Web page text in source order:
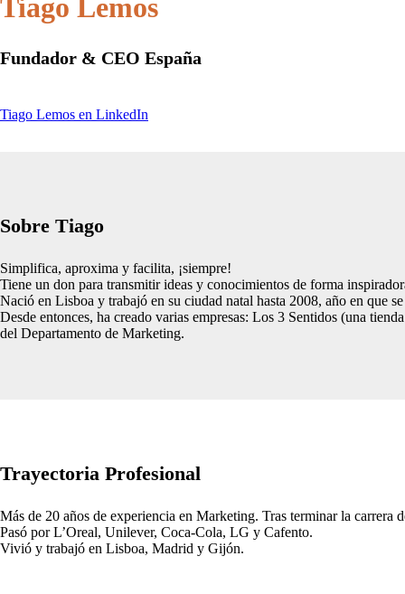
Tiago Lemos
Fundador & CEO España
Tiago Lemos en LinkedIn
Sobre Tiago
Simplifica, aproxima y facilita, ¡siempre!
Tiene un don para transmitir ideas y conocimientos de forma
Nació en Lisboa y trabajó en su ciudad natal hasta 2008, año en que
Desde entonces, ha creado varias empresas: Los 3 Sentidos (una
del Departamento de Marketing.
Trayectoria Profesional
Más de 20 años de experiencia en Marketing. Tras terminar la
Pasó por L’Oreal, Unilever, Coca-Cola, LG y Cafento.
Vivió y trabajó en Lisboa, Madrid y Gijón.